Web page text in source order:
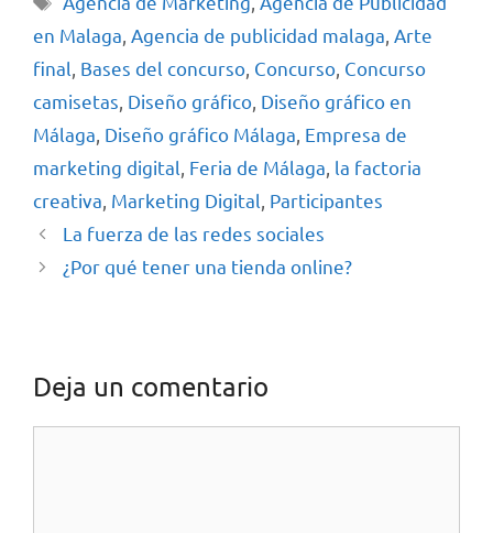
en Malaga Agencia de publicidad malaga Arte
final Bases del concurso Concurso Concurso
camisetas Diseño gráfico Diseño gráfico en
Málaga Diseño gráfico Málaga Empresa de
marketing digital Feria de Málaga la factoria
creativa Marketing Digital Participantes
La fuerza de las redes sociales
¿Por qué tener una tienda online?
Deja un comentario